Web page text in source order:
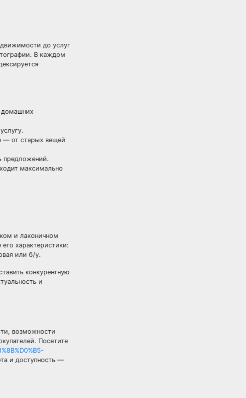
до услуг
В каждом
домашних
— от старых вещей
предложений.
максимально
и лаконичном
характеристики:
или б/у.
конкурентную
и
возможности
Посетите
и доступность —